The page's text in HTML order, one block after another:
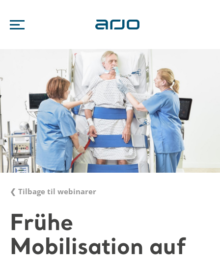
❮ Tilbage til webinarer
Frühe
Mobilisation auf